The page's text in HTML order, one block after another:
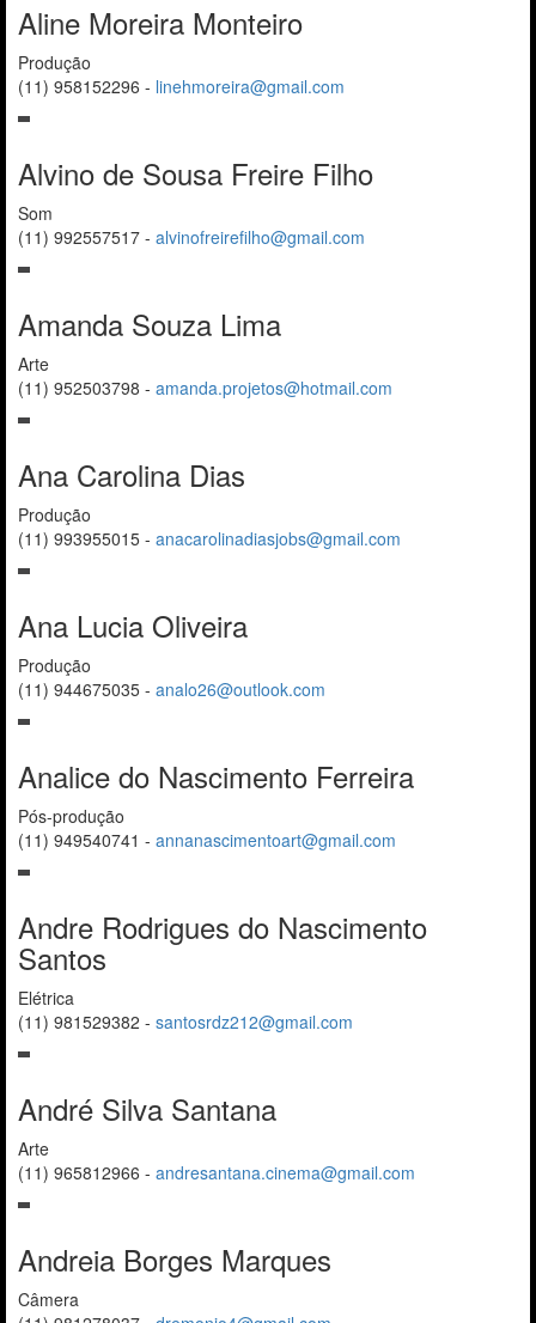
Aline Moreira Monteiro
Produção
(11) 958152296 - linehmoreira@gmail.com
Alvino de Sousa Freire Filho
Som
(11) 992557517 - alvinofreirefilho@gmail.com
Amanda Souza Lima
Arte
(11) 952503798 - amanda.projetos@hotmail.com
Ana Carolina Dias
Produção
(11) 993955015 - anacarolinadiasjobs@gmail.com
Ana Lucia Oliveira
Produção
(11) 944675035 - analo26@outlook.com
Analice do Nascimento Ferreira
Pós-produção
(11) 949540741 - annanascimentoart@gmail.com
Andre Rodrigues do Nascimento
Santos
Elétrica
(11) 981529382 - santosrdz212@gmail.com
André Silva Santana
Arte
(11) 965812966 - andresantana.cinema@gmail.com
Andreia Borges Marques
Câmera